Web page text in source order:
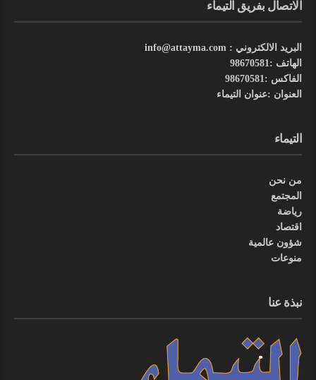
الاتصال بفريق التيماء
البريد الالكتروني : info@attayma.com
الهاتف :98670581
الفاكس :98670581
العنوان :عنوان التيماء
التيماء
من نحن
المجتمع
رياضة
اقتصاد
شؤون عالمية
منوعات
نبذة عنا